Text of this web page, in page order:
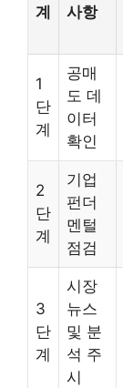
계 사항
1
단
계
공매
도 데
이터
확인
2
단
계
기업
펀더
멘털
점검
3
단
계
시장
뉴스
및 분
석 주
시